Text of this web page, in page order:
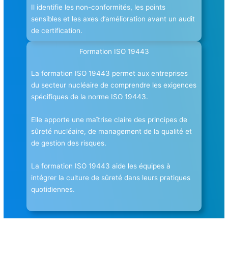
Il identifie les non-conformités, les points
sensibles et les axes d’amélioration avant un audit
de certification.
Formation ISO 19443
La formation ISO 19443 permet aux entreprises
du secteur nucléaire de comprendre les exigences
spécifiques de la norme ISO 19443.
Elle apporte une maîtrise claire des principes de
sûreté nucléaire, de management de la qualité et
de gestion des risques.
La formation ISO 19443 aide les équipes à
intégrer la culture de sûreté dans leurs pratiques
quotidiennes.